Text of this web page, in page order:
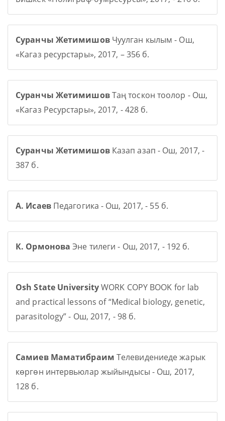
Суранчы ЖетимишовЧуулган кылым - Ош,
«Кагаз ресурстары», 2017, – 356 б.
Суранчы ЖетимишовТаң тоскон тоолор - Ош,
«Кагаз Ресурстары», 2017, - 428 б.
Суранчы ЖетимишовКазап азап - Ош, 2017, -
387 б.
А. ИсаевПедагогика - Ош, 2017, - 55 б.
К. Ормонова Эне тилеги - Ош, 2017, - 192 б.
Osh State UniversityWORK COPY BOOK for lab
and practical lessons of “Medical biology, genetic,
parasitology” - Ош, 2017, - 98 б.
Самиев Маматибраим Телевидениеде жарык
көргөн интервьюлар жыйындысы - Ош, 2017,
128 б.